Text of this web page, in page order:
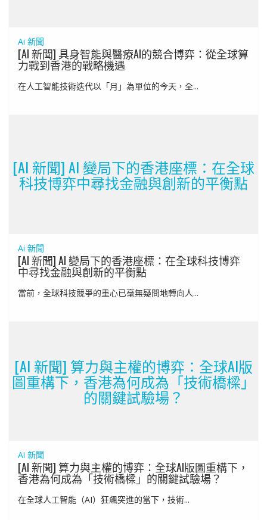
Ai 新聞
[AI 新聞] 具身智能與醫療AI的競合博弈：從全球算
力戰到香港的戰略機遇
在人工智能技術迭代以「月」為單位的今天，全...
[AI 新聞] AI 變局下的香港座標：在全球
科技博弈中尋找金融與創新的平衡點
Ai 新聞
[AI 新聞] AI 變局下的香港座標：在全球科技博弈
中尋找金融與創新的平衡點
當前，全球科技競爭的重心已毫無疑問地轉向人...
[AI 新聞] 算力與主權的博弈：全球AI版
圖重構下，香港為何成為「技術橋樑」
的關鍵試驗場？
Ai 新聞
[AI 新聞] 算力與主權的博弈：全球AI版圖重構下，
香港為何成為「技術橋樑」的關鍵試驗場？
在全球人工智能（AI）狂飆突進的當下，技術...